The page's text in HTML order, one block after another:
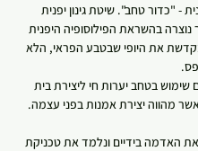
- "כדור טחב". שיטת גינון יפנית
בהשראת הפילוסופיה היפנית
את היופי שבטבע הפראי, הלא
שימוש בטחב יערות חי ליצירת בית
מהווה יצירת אמנות בפני עצמה.
האדמה בידיים ונלמד את טכניקת